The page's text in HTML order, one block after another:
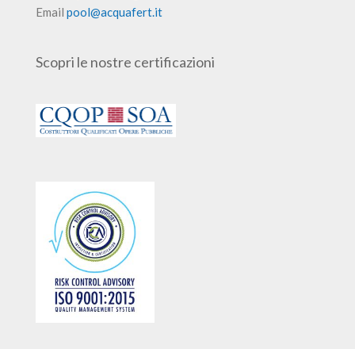
Email pool@acquafert.it
Scopri le nostre certificazioni